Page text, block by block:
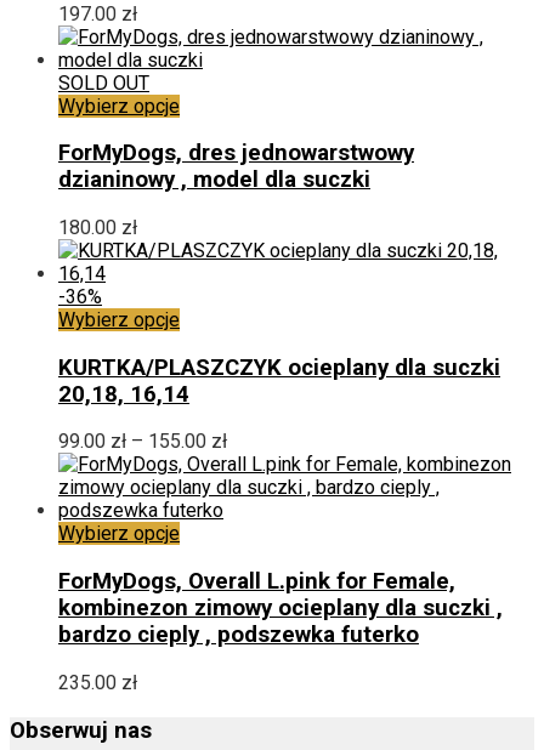
można
wybrać
na
stronie
produktu
197.00 zł
SOLD OUT
Wybierz opcjeTen
ma
wiele
wariantów.
można
wybrać
stronie
produktu
ForMyDogs, dres jednowarstwowy
dzianinowy , model dla suczki
180.00 zł
-36%
Wybierz opcjeTen
ma
wiele
wariantów.
Opcje
można
wybrać
na
stronie
produktu
KURTKA/PLASZCZYK ocieplany dla suczki
20,18, 16,14
99.00 zł – 155.00 złZakres
cen:
od
Wybierz opcjeTen
ma
wiele
wariantów.
Opcje
ForMyDogs, Overall L.pink for Female,
kombinezon zimowy ocieplany dla suczki ,
bardzo cieply , podszewka futerko
235.00 zł
Obserwuj nas